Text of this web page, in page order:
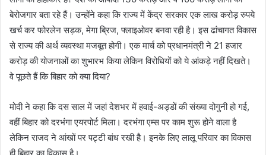
बेरोजगार बता रहे हैं। उन्होंने कहा कि राज्य में केंद्र सरकार एक लाख करोड़ रुपये
खर्च कर फोरलेन सड़क, मेगा ब्रिज, फ्लाइओवर बनवा रही है। इस ढांचागत विकास
से राज्य की अर्थ व्यवस्था मजबूत होगी। एक मार्च को प्रधानमंत्री ने 21 हजार
करोड़ की योजनाओं का शुभारभ किया लेकिन विरोधियों को ये आंकड़े नहीं दिखते।
वे पूछते हैं कि बिहार को क्या दिया?
मोदी ने कहा कि दस साल में जहां देशभर में हवाई-अड्डों की संख्या दोगुनी हो गई,
वहीं बिहार को दरभंगा एयरपोर्ट मिला। दरभंगा एम्स पर काम शुरू होने वाला है
लेकिन राजद ने आंखों पर पट्टी बांध रखी है। इनके लिए लालू परिवार का विकास
ही बिहार का विकास है।